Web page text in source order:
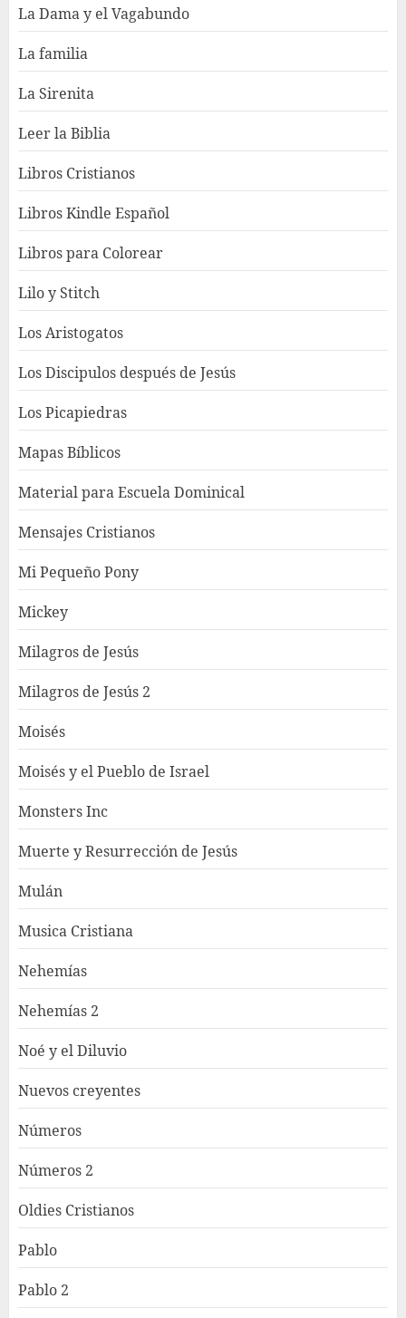
La Dama y el Vagabundo
La familia
La Sirenita
Leer la Biblia
Libros Cristianos
Libros Kindle Español
Libros para Colorear
Lilo y Stitch
Los Aristogatos
Los Discipulos después de Jesús
Los Picapiedras
Mapas Bíblicos
Material para Escuela Dominical
Mensajes Cristianos
Mi Pequeño Pony
Mickey
Milagros de Jesús
Milagros de Jesús 2
Moisés
Moisés y el Pueblo de Israel
Monsters Inc
Muerte y Resurrección de Jesús
Mulán
Musica Cristiana
Nehemías
Nehemías 2
Noé y el Diluvio
Nuevos creyentes
Números
Números 2
Oldies Cristianos
Pablo
Pablo 2